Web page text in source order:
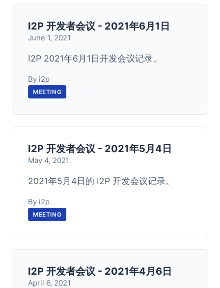
I2P 开发者会议 - 2021年6月1日
June 1, 2021
I2P 2021年6月1日开发会议记录。
By i2p
MEETING
I2P 开发者会议 - 2021年5月4日
May 4, 2021
2021年5月4日的 I2P 开发会议记录。
By i2p
MEETING
I2P 开发者会议 - 2021年4月6日
April 6, 2021